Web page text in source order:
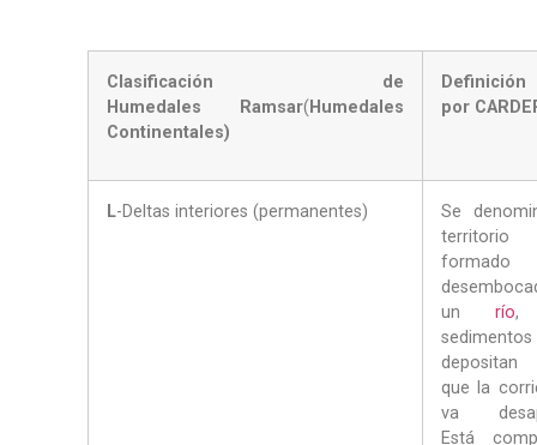
Clasificación de
Humedales
Ramsar( Humedales
Continentales)
por
L-Deltas interiores (permanentes)
Se
territorio
un río,
que la
va
Está